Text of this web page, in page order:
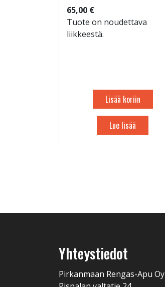
65,00 €
Tuote on noudettava
liikkeestä.
Lisää koriin
Lue lisää
Yhteystiedot
Pirkanmaan Rengas-Apu Oy